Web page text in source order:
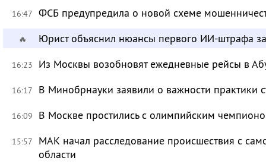
16:47 ФСБ предупредила о новой схеме
🔥 Юрист объяснил нюансы первого ИИ-штрафа
16:23 Из Москвы возобновят ежедневные рейсы в
16:17 В Минобрнауки заявили о важности практики
16:09 В Москве простились с олимпийским
15:57
МАК начал расследование происшествия с
области